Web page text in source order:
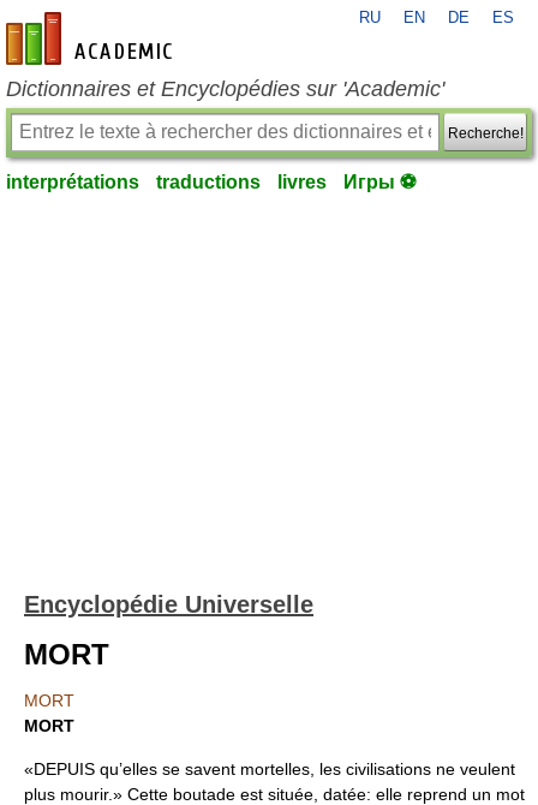
fr-academic.com
RU EN DE ES
Dictionnaires et Encyclopédies sur 'Academic'
Recherche!
interprétations traductions livres Игры ⚽
Encyclopédie Universelle
MORT
MORT
MORT
«DEPUIS qu’elles se savent mortelles, les civilisations ne veulent
plus mourir.» Cette boutade est située, datée: elle reprend un mot